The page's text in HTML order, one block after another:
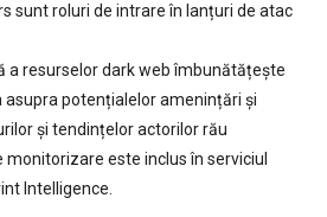
sunt roluri de intrare în lanțuri de atac
a resurselor dark web îmbunătățește
potențialelor amenințări și
și tendințelor actorilor rău
este inclus în serviciul
Intelligence.